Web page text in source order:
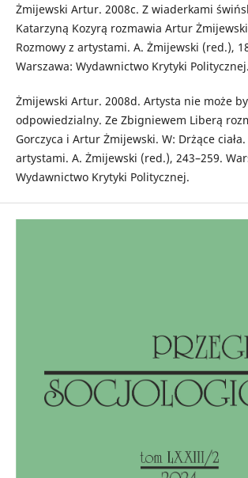
Żmijewski Artur. 2008c. Z wiaderkami
Katarzyną Kozyrą rozmawia Artur
Rozmowy z artystami. A. Żmijewski (red.),
Warszawa: Wydawnictwo Krytyki Politycznej.
Żmijewski Artur. 2008d. Artysta nie może
odpowiedzialny. Ze Zbigniewem Liberą
Gorczyca i Artur Żmijewski. W: Drżące
artystami. A. Żmijewski (red.), 243–259.
Wydawnictwo Krytyki Politycznej.